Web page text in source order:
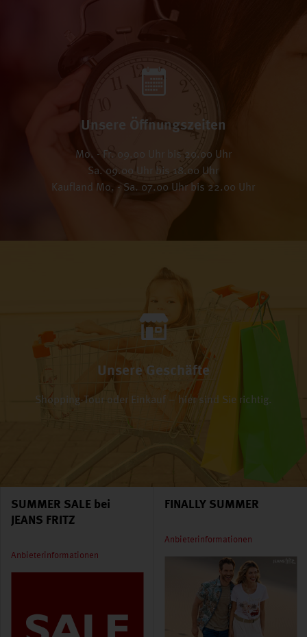
Unsere Öffnungszeiten
Mo. - Fr. 09.00 Uhr bis 20.00 Uhr
Sa. 09.00 Uhr bis 18.00 Uhr
Kaufland Mo. - Sa. 07.00 Uhr bis 22.00 Uhr
Unsere Geschäfte
Shopping-Tour oder Einkauf – hier sind Sie richtig.
SUMMER SALE bei
JEANS FRITZ
Anbieterinformationen
FINALLY SUMMER
Anbieterinformationen